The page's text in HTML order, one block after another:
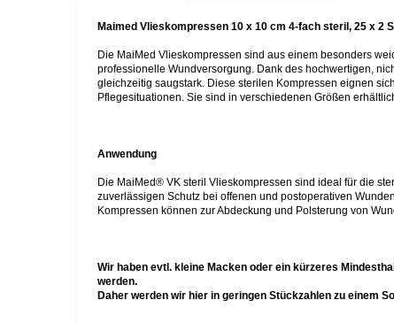
Maimed Vlieskompressen 10 x 10 cm 4-fach steril, 25 x 2
Die MaiMed Vlieskompressen sind aus einem besonders
professionelle Wundversorgung. Dank des hochwertigen,
gleichzeitig saugstark. Diese sterilen Kompressen eignen
Pflegesituationen. Sie sind in verschiedenen Größen
Anwendung
Die MaiMed® VK steril Vlieskompressen sind ideal für die
zuverlässigen Schutz bei offenen und postoperativen
Kompressen können zur Abdeckung und Polsterung von
Wir haben evtl. kleine Macken oder ein kürzeres
werden.
Daher werden wir hier in geringen Stückzahlen zu einem